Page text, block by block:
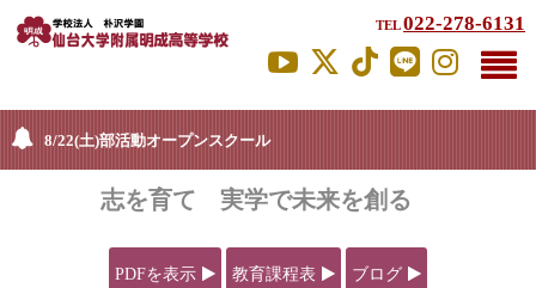
TEL022-278-6131
8/22(土)部活動オープンスクール
志を育て 実学で未来を創る
PDFを表示 教育課程表 ブログ